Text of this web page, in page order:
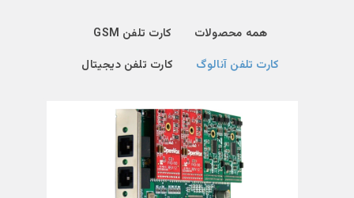
همه محصولات
کارت تلفن GSM
کارت تلفن آنالوگ
کارت تلفن دیجیتال